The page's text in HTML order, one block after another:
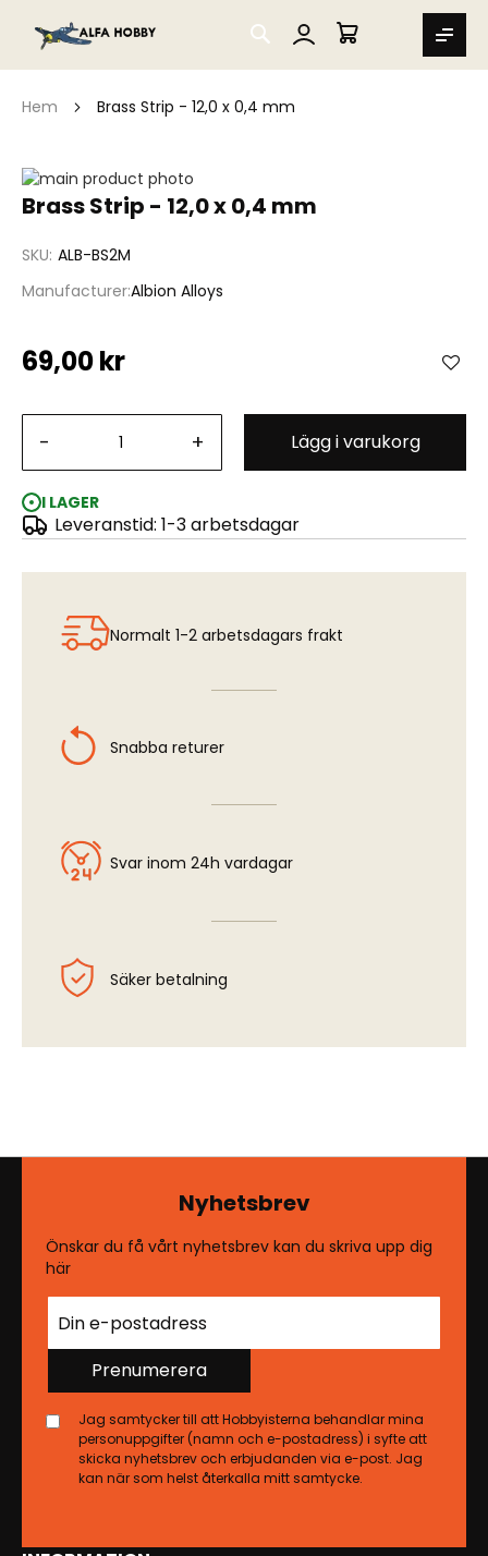
SEARCH
MIN VARUKORG
Hem Brass Strip - 12,0 x 0,4 mm
Brass Strip - 12,0 x 0,4 mm
SKU ALB-BS2M
ManufacturerAlbion Alloys
69,00 kr
- + Lägg i varukorg
I LAGER
Leveranstid: 1-3 arbetsdagar
Hoppa
till
bildgalleriet
Brass Strip - 12,0 x 0,4 mm
Hoppa
av
bildgalleriet
Normalt 1-2 arbetsdagars frakt
Snabba returer
Svar inom 24h vardagar
Säker betalning
Nyhetsbrev
Önskar du få vårt nyhetsbrev kan du skriva upp dig
här
Prenumerera
Jag samtycker till att Hobbyisterna behandlar mina
personuppgifter (namn och e-postadress) i syfte att
skicka nyhetsbrev och erbjudanden via e-post. Jag
kan när som helst återkalla mitt samtycke.